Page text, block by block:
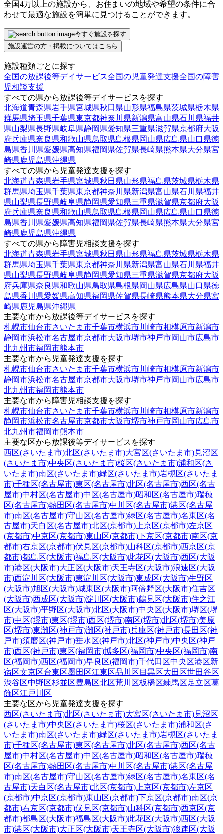
全国4万以上の施設から、お住まいの地域や希望の条件に合
わせて最適な施設を簡単に見つけることができます。
今すぐ施設を探す
施設運営の方・掲載についてはこちら
施設種類ごとに探す
全国の放課後等デイサービス全国の児童発達支援全国の障害
児相談支援
すべての県から放課後等デイサービスを探す
北海道青森県岩手県宮城県秋田県山形県福島県茨城県栃木県
群馬県埼玉県千葉県東京都神奈川県新潟県富山県石川県福井
県山梨県長野県岐阜県静岡県愛知県三重県滋賀県京都府大阪
府兵庫県奈良県和歌山県鳥取県島根県岡山県広島県山口県徳
島県香川県愛媛県高知県福岡県佐賀県長崎県熊本県大分県宮
崎県鹿児島県沖縄県
すべての県から児童発達支援を探す
北海道青森県岩手県宮城県秋田県山形県福島県茨城県栃木県
群馬県埼玉県千葉県東京都神奈川県新潟県富山県石川県福井
県山梨県長野県岐阜県静岡県愛知県三重県滋賀県京都府大阪
府兵庫県奈良県和歌山県鳥取県島根県岡山県広島県山口県徳
島県香川県愛媛県高知県福岡県佐賀県長崎県熊本県大分県宮
崎県鹿児島県沖縄県
すべての県から障害児相談支援を探す
北海道青森県岩手県宮城県秋田県山形県福島県茨城県栃木県
群馬県埼玉県千葉県東京都神奈川県新潟県富山県石川県福井
県山梨県長野県岐阜県静岡県愛知県三重県滋賀県京都府大阪
府兵庫県奈良県和歌山県鳥取県島根県岡山県広島県山口県徳
島県香川県愛媛県高知県福岡県佐賀県長崎県熊本県大分県宮
崎県鹿児島県沖縄県
主要な市から放課後等デイサービスを探す
札幌市仙台市さいたま市千葉市横浜市川崎市相模原市新潟市
静岡市浜松市名古屋市京都市大阪市堺市神戸市岡山市広島市
北九州市福岡市熊本市
主要な市から児童発達支援を探す
札幌市仙台市さいたま市千葉市横浜市川崎市相模原市新潟市
静岡市浜松市名古屋市京都市大阪市堺市神戸市岡山市広島市
北九州市福岡市熊本市
主要な市から障害児相談支援を探す
札幌市仙台市さいたま市千葉市横浜市川崎市相模原市新潟市
静岡市浜松市名古屋市京都市大阪市堺市神戸市岡山市広島市
北九州市福岡市熊本市
主要な区から放課後等デイサービスを探す
西区(さいたま市)北区(さいたま市)大宮区(さいたま市)見沼区
(さいたま市)中央区(さいたま市)桜区(さいたま市)浦和区(さ
いたま市)南区(さいたま市)緑区(さいたま市)岩槻区(さいたま
市)千種区(名古屋市)東区(名古屋市)北区(名古屋市)西区(名古
屋市)中村区(名古屋市)中区(名古屋市)昭和区(名古屋市)瑞穂
区(名古屋市)熱田区(名古屋市)中川区(名古屋市)港区(名古屋
市)南区(名古屋市)守山区(名古屋市)緑区(名古屋市)名東区(名
古屋市)天白区(名古屋市)北区(京都市) 上京区(京都市)左京区
(京都市)中京区(京都市)東山区(京都市)下京区(京都市)南区(京
都市)右京区(京都市)伏見区(京都市)山科区(京都市)西京区(京
都市)都島区(大阪市)福島区(大阪市)此花区(大阪市)西区(大阪
市)港区(大阪市)大正区(大阪市)天王寺区(大阪市)浪速区(大阪
市)西淀川区(大阪市)東淀川区(大阪市)東成区(大阪市)生野区
(大阪市)旭区(大阪市)城東区(大阪市)阿倍野区(大阪市)住吉区
(大阪市)西成区(大阪市)淀川区(大阪市)鶴見区(大阪市)住之江
区(大阪市)平野区(大阪市)北区(大阪市)中央区(大阪市)堺区(堺
市)中区(堺市)東区(堺市)西区(堺市)南区(堺市)北区(堺市)美原
区(堺市)東灘区(神戸市)灘区(神戸市)兵庫区(神戸市)長田区(神
戸市)須磨区(神戸市)垂水区(神戸市)北区(神戸市)中央区(神戸
市)西区(神戸市)東区(福岡市)博多区(福岡市)中央区(福岡市)南
区(福岡市)西区(福岡市)早良区(福岡市)千代田区中央区港区新
宿区文京区台東区墨田区江東区品川区 目黒区大田区世田谷区
渋谷区中野区杉並区豊島区北区荒川区板橋区練馬区足立区葛
飾区江戸川区
主要な区から児童発達支援を探す
西区(さいたま市)北区(さいたま市)大宮区(さいたま市)見沼区
(さいたま市)中央区(さいたま市)桜区(さいたま市)浦和区(さ
いたま市)南区(さいたま市)緑区(さいたま市)岩槻区(さいたま
市)千種区(名古屋市)東区(名古屋市)北区(名古屋市)西区(名古
屋市)中村区(名古屋市)中区(名古屋市)昭和区(名古屋市)瑞穂
区(名古屋市)熱田区(名古屋市)中川区(名古屋市)港区(名古屋
市)南区(名古屋市)守山区(名古屋市)緑区(名古屋市)名東区(名
古屋市)天白区(名古屋市)北区(京都市) 上京区(京都市)左京区
(京都市)中京区(京都市)東山区(京都市)下京区(京都市)南区(京
都市)右京区(京都市)伏見区(京都市)山科区(京都市)西京区(京
都市)都島区(大阪市)福島区(大阪市)此花区(大阪市)西区(大阪
市)港区(大阪市)大正区(大阪市)天王寺区(大阪市)浪速区(大阪